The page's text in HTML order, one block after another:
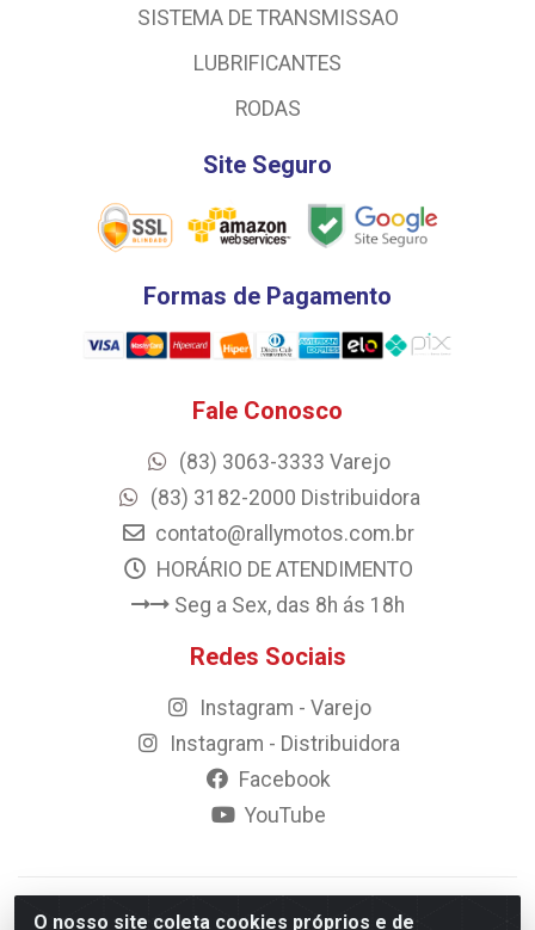
O nosso site coleta cookies próprios e de
SISTEMA DE TRANSMISSAO
LUBRIFICANTES
RODAS
Site Seguro
Formas de Pagamento
Fale Conosco
(83) 3063-3333 Varejo
(83) 3182-2000 Distribuidora
contato@rallymotos.com.br
HORÁRIO DE ATENDIMENTO
Seg a Sex, das 8h ás 18h
Redes Sociais
Instagram - Varejo
Instagram - Distribuidora
Facebook
YouTube
© 2023 Rally Motos - todos os direitos reservados.